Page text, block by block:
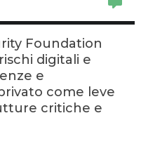
Foundation
digitali e
e
come leve
critiche e